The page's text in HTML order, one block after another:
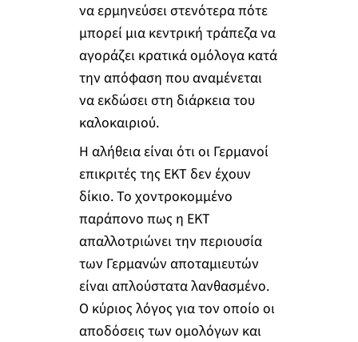
να ερμηνεύσει στενότερα πότε
μπορεί μια κεντρική τράπεζα να
αγοράζει κρατικά ομόλογα κατά
την απόφαση που αναμένεται
να εκδώσει στη διάρκεια του
καλοκαιριού.
Η αλήθεια είναι ότι οι Γερμανοί
επικριτές της ΕΚΤ δεν έχουν
δίκιο. Το χοντροκομμένο
παράπονο πως η ΕΚΤ
απαλλοτριώνει την περιουσία
των Γερμανών αποταμιευτών
είναι απλούστατα λανθασμένο.
Ο κύριος λόγος για τον οποίο οι
αποδόσεις των ομολόγων και